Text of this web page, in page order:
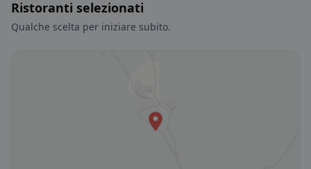
Ristoranti selezionati
Qualche scelta per iniziare subito.